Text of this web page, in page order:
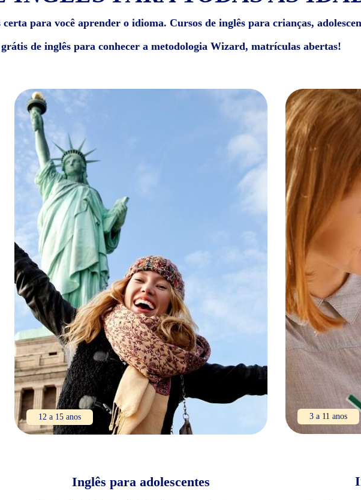
para você aprender o idioma. Cursos de inglês para crianças,
de inglês para conhecer a metodologia Wizard, matrículas abertas!
12 a 15 anos
Inglês para adolescentes
3 a 11 anos